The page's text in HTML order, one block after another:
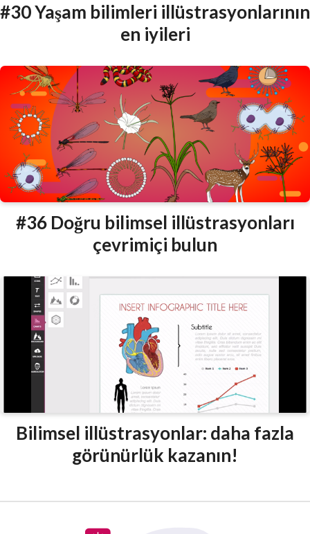
#30 Yaşam bilimleri illüstrasyonlarının
en iyileri
#36 Doğru bilimsel illüstrasyonları
çevrimiçi bulun
Bilimsel illüstrasyonlar: daha fazla
görünürlük kazanın!